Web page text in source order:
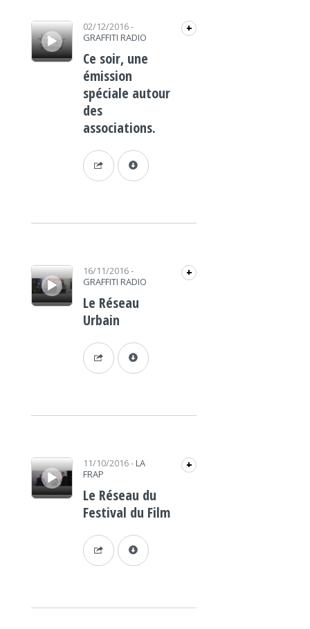
Lecteur audio 02/12/2016-
GRAFFITI RADIO
+
Ce soir, une
émission
spéciale autour
des
associations.
Lecteur audio 16/11/2016-
GRAFFITI RADIO
+
Le Réseau
Urbain
Lecteur audio 11/10/2016- LA
FRAP
+
Le Réseau du
Festival du Film